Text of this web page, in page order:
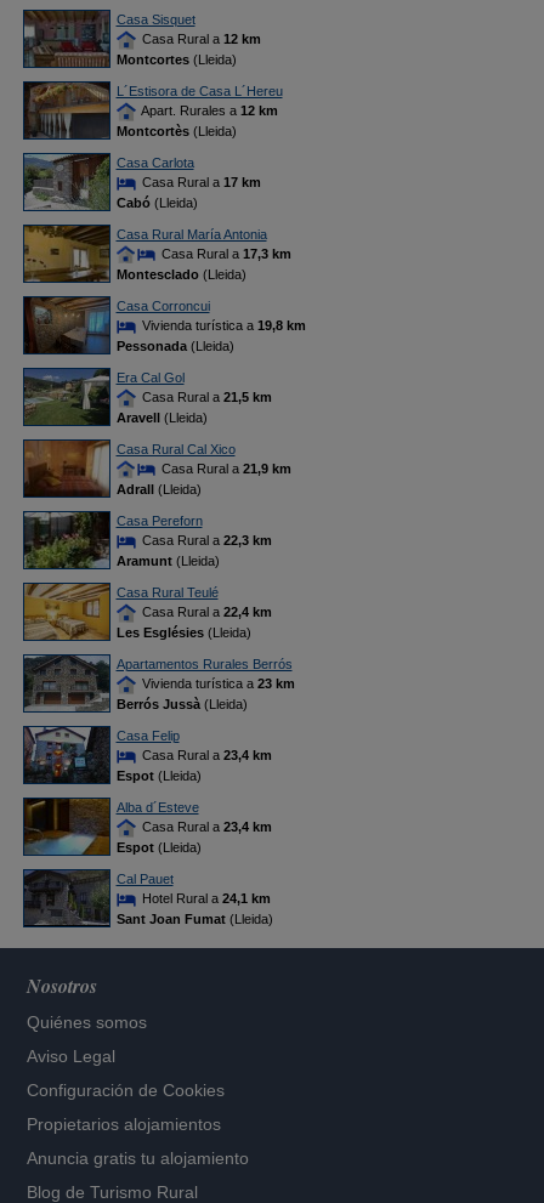
Casa Sisquet
Casa Rural a 12 km
Montcortes(Lleida)
L´Estisora de Casa L´Hereu
Apart. Rurales a 12 km
Montcortès(Lleida)
Casa Carlota
Casa Rural a 17 km
Cabó(Lleida)
Casa Rural María Antonia
Casa Rural a 17,3 km
Montesclado(Lleida)
Casa Corroncui
Vivienda turística a 19,8 km
Pessonada(Lleida)
Era Cal Gol
Casa Rural a 21,5 km
Aravell(Lleida)
Casa Rural Cal Xico
Casa Rural a 21,9 km
Adrall(Lleida)
Casa Pereforn
Casa Rural a 22,3 km
Aramunt(Lleida)
Casa Rural Teulé
Casa Rural a 22,4 km
Les Esglésies(Lleida)
Apartamentos Rurales Berrós
Vivienda turística a 23 km
Berrós Jussà(Lleida)
Casa Felip
Casa Rural a 23,4 km
Espot(Lleida)
Alba d´Esteve
Casa Rural a 23,4 km
Espot(Lleida)
Cal Pauet
Hotel Rural a 24,1 km
Sant Joan Fumat(Lleida)
Nosotros
Quiénes somos
Aviso Legal
Configuración de Cookies
Propietarios alojamientos
Anuncia gratis tu alojamiento
Blog de Turismo Rural